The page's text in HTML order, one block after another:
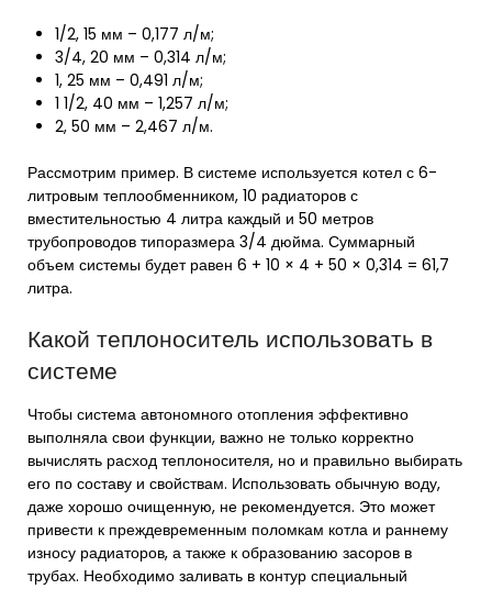
1/2, 15 мм – 0,177 л/м;
3/4, 20 мм – 0,314 л/м;
1, 25 мм – 0,491 л/м;
1 1/2, 40 мм – 1,257 л/м;
2, 50 мм – 2,467 л/м.
Рассмотрим пример. В системе используется котел с 6-
литровым теплообменником, 10 радиаторов с
вместительностью 4 литра каждый и 50 метров
трубопроводов типоразмера 3/4 дюйма. Суммарный
объем системы будет равен 6 + 10 × 4 + 50 × 0,314 = 61,7
литра.
Какой теплоноситель использовать в
системе
Чтобы система автономного отопления эффективно
выполняла свои функции, важно не только корректно
вычислять расход теплоносителя, но и правильно выбирать
его по составу и свойствам. Использовать обычную воду,
даже хорошо очищенную, не рекомендуется. Это может
привести к преждевременным поломкам котла и раннему
износу радиаторов, а также к образованию засоров в
трубах. Необходимо заливать в контур специальный